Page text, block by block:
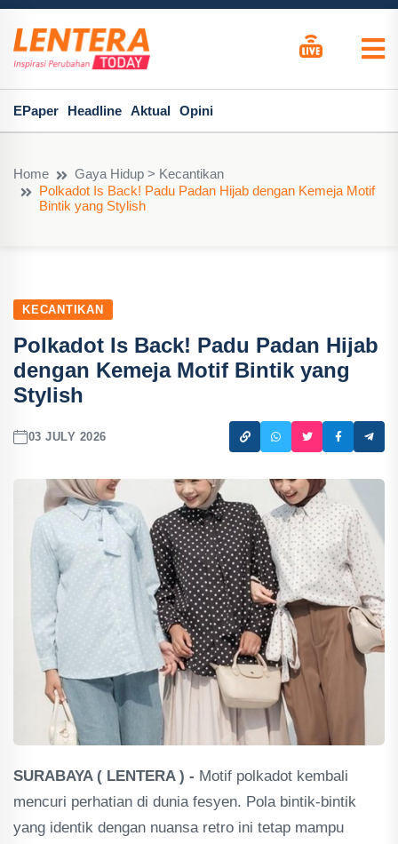
EPaper Headline Aktual Opini
Home
Gaya Hidup > Kecantikan
Polkadot Is Back! Padu Padan Hijab dengan Kemeja Motif
Bintik yang Stylish
KECANTIKAN
Polkadot Is Back! Padu Padan Hijab
dengan Kemeja Motif Bintik yang
Stylish
03 JULY 2026
SURABAYA ( LENTERA ) - Motif polkadot kembali
mencuri perhatian di dunia fesyen. Pola bintik-bintik
yang identik dengan nuansa retro ini tetap mampu